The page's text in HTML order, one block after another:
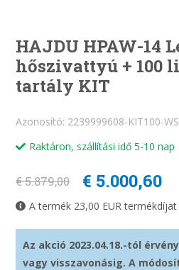
HAJDU HPAW-14
hőszivattyú + 100
tartály KIT
Azonosító: 2239999608-KIT100-WS
Raktáron, szállítási idő 5-10 nap
€ 5.879,00 € 5.000,60
A termék 23,00 EUR
Az akció 2023.04.18.-tól
vagy visszavonásig. A